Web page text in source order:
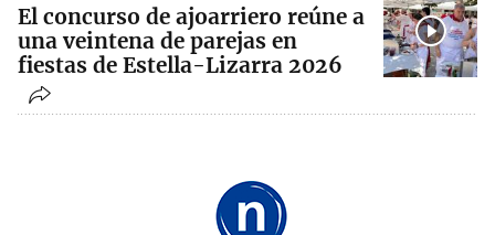
El concurso de ajoarriero reúne a
una veintena de parejas en
fiestas de Estella-Lizarra 2026